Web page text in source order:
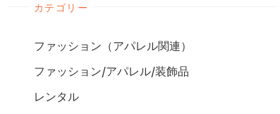
カテゴリー
ファッション（アパレル関連）
ファッション/アパレル/装飾品
レンタル